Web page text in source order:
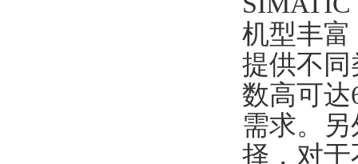
机型丰
提供不同
数高可
需求。
择，对